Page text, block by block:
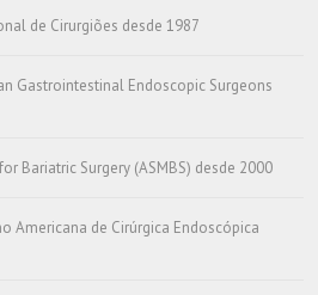
de Cirurgiões desde 1987
Gastrointestinal Endoscopic Surgeons
Bariatric Surgery (ASMBS) desde 2000
Americana de Cirúrgica Endoscópica